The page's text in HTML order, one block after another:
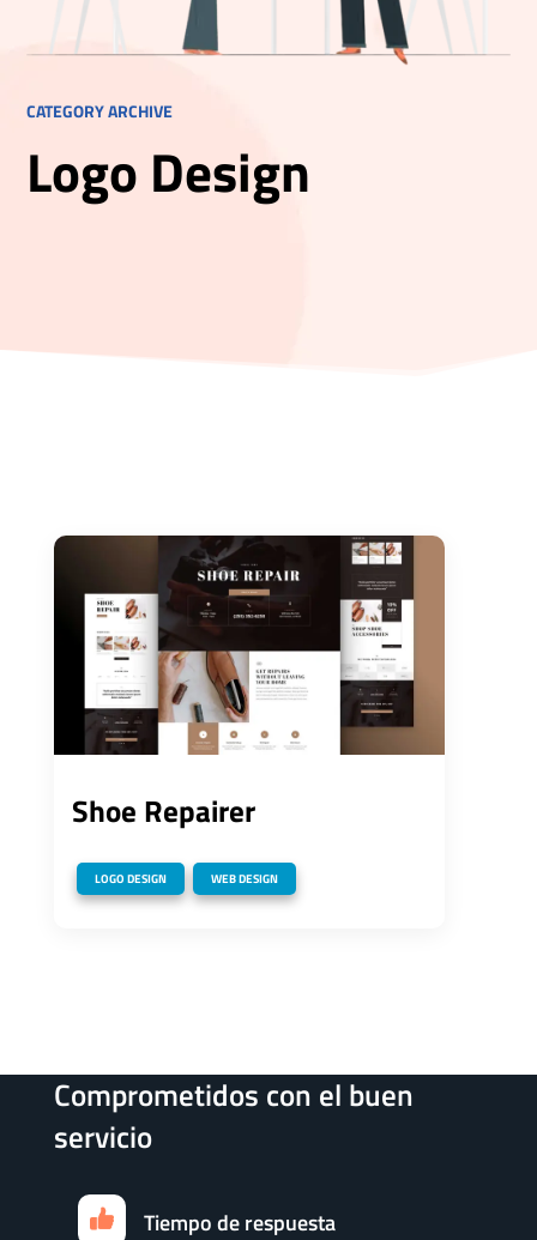
CATEGORY ARCHIVE
Logo Design
Shoe Repairer
LOGO DESIGN
,
WEB DESIGN
Comprometidos con el buen
servicio
Tiempo de respuesta